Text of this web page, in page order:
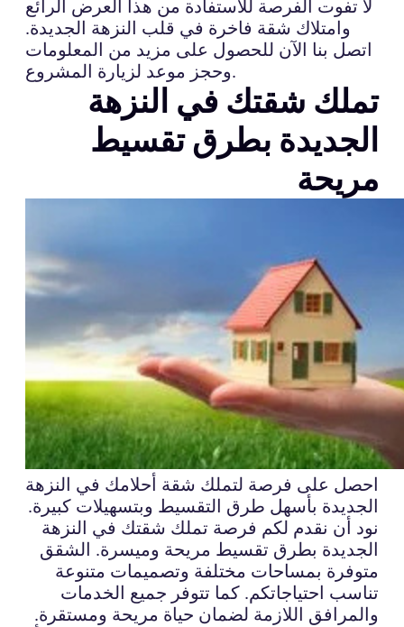
لا تفوت الفرصة للاستفادة من هذا العرض الرائع
وامتلاك شقة فاخرة في قلب النزهة الجديدة.
اتصل بنا الآن للحصول على مزيد من المعلومات
وحجز موعد لزيارة المشروع.
تملك شقتك في النزهة
الجديدة بطرق تقسيط
مريحة
احصل على فرصة لتملك شقة أحلامك في النزهة
الجديدة بأسهل طرق التقسيط وبتسهيلات كبيرة.
نود أن نقدم لكم فرصة تملك شقتك في النزهة
الجديدة بطرق تقسيط مريحة وميسرة. الشقق
متوفرة بمساحات مختلفة وتصميمات متنوعة
تناسب احتياجاتكم. كما تتوفر جميع الخدمات
والمرافق اللازمة لضمان حياة مريحة ومستقرة.